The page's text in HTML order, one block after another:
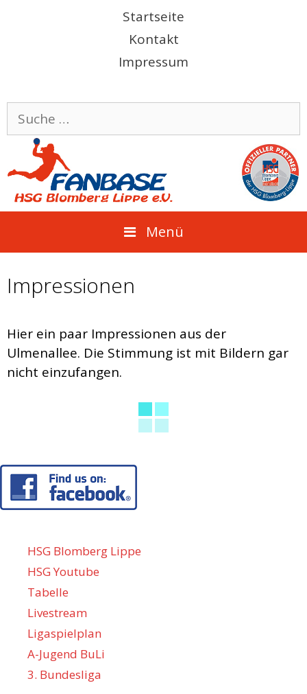
Startseite
Kontakt
Impressum
Suche
nach:
Menü
Impressionen
Hier ein paar Impressionen aus der
Ulmenallee. Die Stimmung ist mit Bildern gar
nicht einzufangen.
HSG Blomberg Lippe
HSG Youtube
Tabelle
Livestream
Ligaspielplan
A-Jugend BuLi
3. Bundesliga